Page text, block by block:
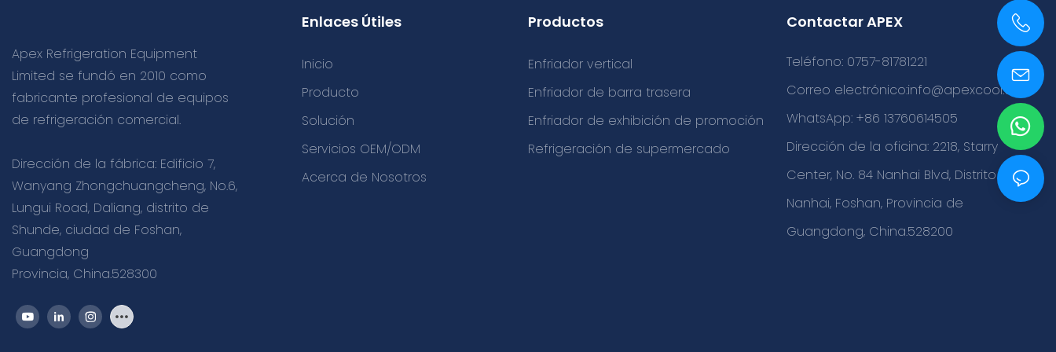
Apex Refrigeration Equipment
Limited se fundó en 2010 como
fabricante profesional de equipos
de refrigeración comercial.
Dirección de la fábrica: Edificio 7,
Wanyang Zhongchuangcheng, No.6,
Lungui Road, Daliang, distrito de
Shunde, ciudad de Foshan,
Guangdong
Provincia, China.528300
Enlaces Útiles
Inicio
Producto
Solución
Servicios OEM/ODM
Acerca de Nosotros
Productos
Enfriador vertical
Enfriador de barra trasera
Enfriador de exhibición de promoción
Refrigeración de supermercado
Contactar APEX
Teléfono: 0757-81781221
Correo electrónico:info@apexcool.com
WhatsApp: +86 13760614505
Dirección de la oficina: 2218, Starry
Center, No. 84 Nanhai Blvd, Distrito
Nanhai, Foshan, Provincia de
Guangdong, China.528200